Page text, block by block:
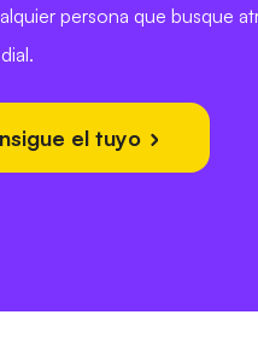
persona que busque
el tuyo